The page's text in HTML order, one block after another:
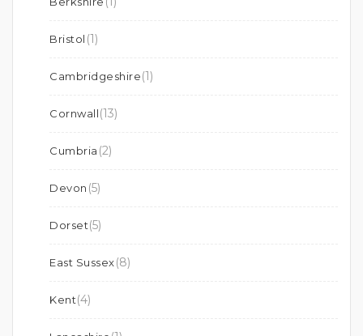
Bristol (1)
Cambridgeshire(1)
Cornwall(13)
Cumbria (2)
Devon (5)
Dorset(5)
East Sussex(8)
Kent(4)